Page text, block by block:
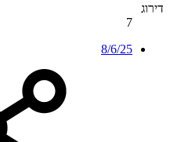
דירוג
7
8/6/25